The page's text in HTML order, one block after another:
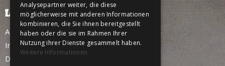
LINKS
AGB
Impressum
Datenschutz
Analysepartner weiter, die diese
möglicherweise mit anderen Informationen
kombinieren, die Sie ihnen bereitgestellt
haben oder die sie im Rahmen Ihrer
Nutzung ihrer Dienste gesammelt haben.
Weitere Informationen